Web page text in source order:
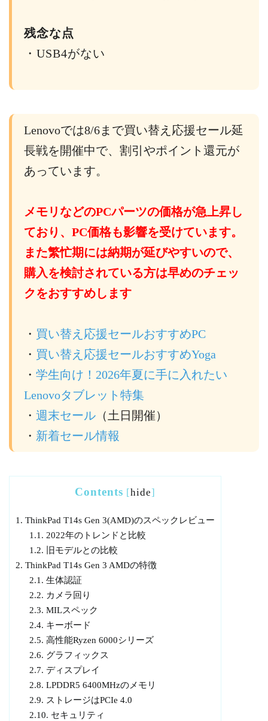
残念な点
・USB4がない
Lenovoでは8/6まで買い替え応援セール延
長戦を開催中で、割引やポイント還元が
あっています。
メモリなどのPCパーツの価格が急上昇し
ており、PC価格も影響を受けています。
また繁忙期には納期が延びやすいので、
購入を検討されている方は早めのチェッ
クをおすすめします
・ 買い替え応援セールおすすめPC
・ 買い替え応援セールおすすめYoga
・ 学生向け！2026年夏に手に入れたい
Lenovoタブレット特集
・ 週末セール （土日開催）
・ 新着セール情報
Contents [hide]
1. ThinkPad T14s Gen 3(AMD)のスペックレビュー
1.1. 2022年のトレンドと比較
1.2. 旧モデルとの比較
2. ThinkPad T14s Gen 3 AMDの特徴
2.1. 生体認証
2.2. カメラ回り
2.3. MILスペック
2.4. キーボード
2.5. 高性能Ryzen 6000シリーズ
2.6. グラフィックス
2.7. ディスプレイ
2.8. LPDDR5 6400MHzのメモリ
2.9. ストレージはPCIe 4.0
2.10. セキュリティ